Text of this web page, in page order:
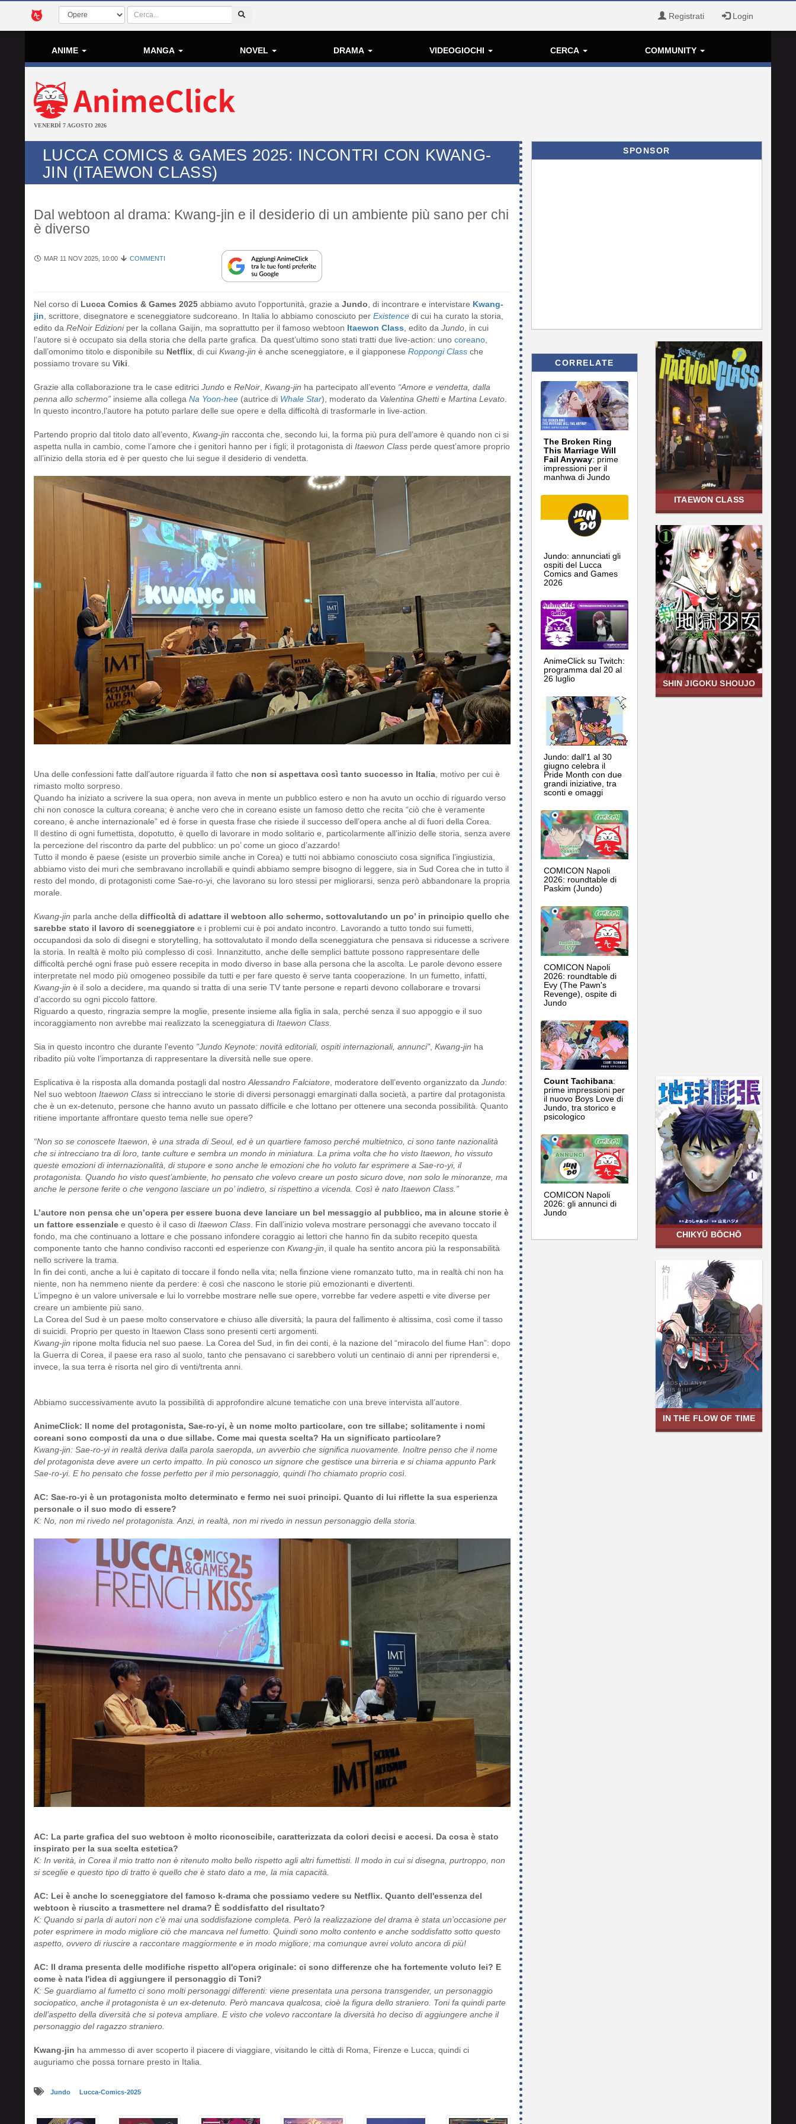
Registrati Login
ANIME MANGA NOVEL DRAMA VIDEOGIOCHI CERCA COMMUNITY
VENERDÌ 7 AGOSTO 2026
LUCCA COMICS & GAMES 2025: INCONTRI CON KWANG-
JIN (ITAEWON CLASS)
Dal webtoon al drama: Kwang-jin e il desiderio di un ambiente più sano per chi
è diverso
MAR 11 NOV 2025, 10:00 COMMENTI
Nel corso di Lucca Comics & Games 2025 abbiamo avuto l'opportunità, grazie a Jundo , di incontrare e intervistare Kwang-
jin , scrittore, disegnatore e sceneggiatore sudcoreano. In Italia lo abbiamo conosciuto per Existence di cui ha curato la storia,
edito da ReNoir Edizioniper la collana Gaijin, ma soprattutto per il famoso webtoon Itaewon Class , edito da Jundo , in cui
l’autore si è occupato sia della storia che della parte grafica. Da quest’ultimo sono stati tratti due live-action: uno coreano
dall’omonimo titolo e disponibile su Netflix , di cui Kwang-jin è anche sceneggiatore, e il giapponese Roppongi Class che
possiamo trovare su Viki
Grazie alla collaborazione tra le case editrici Jundo e ReNoir Kwang-jin ha partecipato all’evento “Amore e vendetta, dalla
penna allo schermo” insieme alla collega Na Yoon-hee (autrice di Whale Star), moderato da Valentina Ghettie Martina Levato
In questo incontro,l'autore ha potuto parlare delle sue opere e della difficoltà di trasformarle in live-action.
Partendo proprio dal titolo dato all’evento, Kwang-jin racconta che, secondo lui, la forma più pura dell’amore è quando non ci si
aspetta nulla in cambio, come l’amore che i genitori hanno per i figli; il protagonista di Itaewon Class perde quest’amore proprio
all’inizio della storia ed è per questo che lui segue il desiderio di vendetta.
Una delle confessioni fatte dall’autore riguarda il fatto che non si aspettava così tanto successo in Italia , motivo per cui è
rimasto molto sorpreso.
Quando ha iniziato a scrivere la sua opera, non aveva in mente un pubblico estero e non ha avuto un occhio di riguardo verso
chi non conosce la cultura coreana; è anche vero che in coreano esiste un famoso detto che recita “ciò che è veramente
coreano, è anche internazionale” ed è forse in questa frase che risiede il successo dell’opera anche al di fuori della Corea.
Il destino di ogni fumettista, dopotutto, è quello di lavorare in modo solitario e, particolarmente all’inizio delle storia, senza avere
la percezione del riscontro da parte del pubblico: un po’ come un gioco d’azzardo!
Tutto il mondo è paese (esiste un proverbio simile anche in Corea) e tutti noi abbiamo conosciuto cosa significa l’ingiustizia,
abbiamo visto dei muri che sembravano incrollabili e quindi abbiamo sempre bisogno di leggere, sia in Sud Corea che in tutto il
resto del mondo, di protagonisti come Sae-ro-yi, che lavorano su loro stessi per migliorarsi, senza però abbandonare la propria
morale.
Kwang-jin parla anche della difficoltà di adattare il webtoon allo schermo, sottovalutando un po’ in principio quello che
sarebbe stato il lavoro di sceneggiatore e i problemi cui è poi andato incontro. Lavorando a tutto tondo sui fumetti,
occupandosi da solo di disegni e storytelling, ha sottovalutato il mondo della sceneggiatura che pensava si riducesse a scrivere
la storia. In realtà è molto più complesso di così. Innanzitutto, anche delle semplici battute possono rappresentare delle
difficoltà perché ogni frase può essere recepita in modo diverso in base alla persona che la ascolta. Le parole devono essere
interpretate nel modo più omogeneo possibile da tutti e per fare questo è serve tanta cooperazione. In un fumetto, infatti,
Kwang-jin è il solo a decidere, ma quando si tratta di una serie TV tante persone e reparti devono collaborare e trovarsi
d’accordo su ogni piccolo fattore.
Riguardo a questo, ringrazia sempre la moglie, presente insieme alla figlia in sala, perché senza il suo appoggio e il suo
incoraggiamento non avrebbe mai realizzato la sceneggiatura di Itaewon Class
Sia in questo incontro che durante l'evento "Jundo Keynote: novità editoriali, ospiti internazionali, annunci", Kwang-jin ha
ribadito più volte l’importanza di rappresentare la diversità nelle sue opere.
Esplicativa è la risposta alla domanda postagli dal nostro Alessandro Falciatore , moderatore dell’evento organizzato da Jundo:
Nel suo webtoon Itaewon Class si intrecciano le storie di diversi personaggi emarginati dalla società, a partire dal protagonista
che è un ex-detenuto, persone che hanno avuto un passato difficile e che lottano per ottenere una seconda possibilità. Quanto
ritiene importante affrontare questo tema nelle sue opere?
“Non so se conoscete Itaewon, è una strada di Seoul, ed è un quartiere famoso perché multietnico, ci sono tante nazionalità
che si intrecciano tra di loro, tante culture e sembra un mondo in miniatura. La prima volta che ho visto Itaewon, ho vissuto
queste emozioni di internazionalità, di stupore e sono anche le emozioni che ho voluto far esprimere a Sae-ro-yi, il
protagonista. Quando ho visto quest’ambiente, ho pensato che volevo creare un posto sicuro dove, non solo le minoranze, ma
anche le persone ferite o che vengono lasciare un po’ indietro, si rispettino a vicenda. Così è nato Itaewon Class.”
L’autore non pensa che un’opera per essere buona deve lanciare un bel messaggio al pubblico, ma in alcune storie è
un fattore essenziale e questo è il caso di Itaewon Class . Fin dall’inizio voleva mostrare personaggi che avevano toccato il
fondo, ma che continuano a lottare e che possano infondere coraggio ai lettori che hanno fin da subito recepito questa
componente tanto che hanno condiviso racconti ed esperienze con Kwang-jin , il quale ha sentito ancora più la responsabilità
nello scrivere la trama.
In fin dei conti, anche a lui è capitato di toccare il fondo nella vita; nella finzione viene romanzato tutto, ma in realtà chi non ha
niente, non ha nemmeno niente da perdere: è così che nascono le storie più emozionanti e divertenti.
L’impegno è un valore universale e lui lo vorrebbe mostrare nelle sue opere, vorrebbe far vedere aspetti e vite diverse per
creare un ambiente più sano.
La Corea del Sud è un paese molto conservatore e chiuso alle diversità; la paura del fallimento è altissima, così come il tasso
di suicidi. Proprio per questo in Itaewon Class sono presenti certi argomenti.
Kwang-jin ripone molta fiducia nel suo paese. La Corea del Sud, in fin dei conti, è la nazione del “miracolo del fiume Han”: dopo
la Guerra di Corea, il paese era raso al suolo, tanto che pensavano ci sarebbero voluti un centinaio di anni per riprendersi e,
invece, la sua terra è risorta nel giro di venti/trenta anni.
Abbiamo successivamente avuto la possibilità di approfondire alcune tematiche con una breve intervista all’autore.
AnimeClick: Il nome del protagonista, Sae-ro-yi, è un nome molto particolare, con tre sillabe; solitamente i nomi
coreani sono composti da una o due sillabe. Come mai questa scelta? Ha un significato particolare?
Kwang-jin: Sae-ro-yi in realtà deriva dalla parola saeropda, un avverbio che significa nuovamente. Inoltre penso che il nome
del protagonista deve avere un certo impatto. In più conosco un signore che gestisce una birreria e si chiama appunto Park
Sae-ro-yi. E ho pensato che fosse perfetto per il mio personaggio, quindi l’ho chiamato proprio così.
AC: Sae-ro-yi è un protagonista molto determinato e fermo nei suoi principi. Quanto di lui riflette la sua esperienza
personale o il suo modo di essere?
K: No, non mi rivedo nel protagonista. Anzi, in realtà, non mi rivedo in nessun personaggio della storia.
AC: La parte grafica del suo webtoon è molto riconoscibile, caratterizzata da colori decisi e accesi. Da cosa è stato
inspirato per la sua scelta estetica?
K: In verità, in Corea il mio tratto non è ritenuto molto bello rispetto agli altri fumettisti. Il modo in cui si disegna, purtroppo, non
si sceglie e questo tipo di tratto è quello che è stato dato a me, la mia capacità.
AC: Lei è anche lo sceneggiatore del famoso k-drama che possiamo vedere su Netflix. Quanto dell'essenza del
webtoon è riuscito a trasmettere nel drama? È soddisfatto del risultato?
K: Quando si parla di autori non c’è mai una soddisfazione completa. Però la realizzazione del drama è stata un’occasione per
poter esprimere in modo migliore ciò che mancava nel fumetto. Quindi sono molto contento e anche soddisfatto sotto questo
aspetto, ovvero di riuscire a raccontare maggiormente e in modo migliore; ma comunque avrei voluto ancora di più!
AC: Il drama presenta delle modifiche rispetto all'opera originale: ci sono differenze che ha fortemente voluto lei? E
come è nata l'idea di aggiungere il personaggio di Toni?
K: Se guardiamo al fumetto ci sono molti personaggi differenti: viene presentata una persona transgender, un personaggio
sociopatico, anche il protagonista è un ex-detenuto. Però mancava qualcosa, cioè la figura dello straniero. Toni fa quindi parte
dell’aspetto della diversità che si poteva ampliare. E visto che volevo raccontare la diversità ho deciso di aggiungere anche il
personaggio del ragazzo straniero.
Kwang-jin ha ammesso di aver scoperto il piacere di viaggiare, visitando le città di Roma, Firenze e Lucca, quindi ci
auguriamo che possa tornare presto in Italia.
Jundo Lucca-Comics-2025
SPONSOR
CORRELATE
The Broken Ring
This Marriage Will
Fail Anyway: prime
impressioni per il
manhwa di Jundo
Jundo: annunciati gli
ospiti del Lucca
Comics and Games
2026
AnimeClick su Twitch:
programma dal 20 al
26 luglio
Jundo: dall'1 al 30
giugno celebra il
Pride Month con due
grandi iniziative, tra
sconti e omaggi
COMICON Napoli
2026: roundtable di
Paskim (Jundo)
COMICON Napoli
2026: roundtable di
Evy (The Pawn's
Revenge), ospite di
Jundo
Count Tachibana:
prime impressioni per
il nuovo Boys Love di
Jundo, tra storico e
psicologico
COMICON Napoli
2026: gli annunci di
Jundo
ITAEWON CLASS
SHIN JIGOKU SHOUJO
CHIKYŪ BŌCHŌ
IN THE FLOW OF TIME